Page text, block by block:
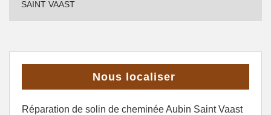
SAINT VAAST
Nous localiser
Réparation de solin de cheminée Aubin Saint Vaast